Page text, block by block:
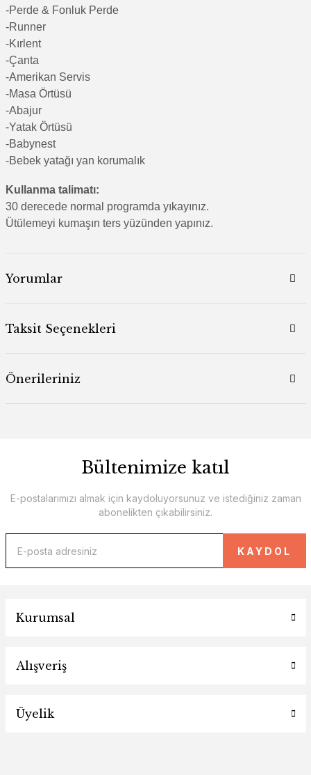
-Perde & Fonluk Perde
-Runner
-Kırlent
-Çanta
-Amerikan Servis
-Masa Örtüsü
-Abajur
-Yatak Örtüsü
-Babynest
-Bebek yatağı yan korumalık
Kullanma talimatı:
30 derecede normal programda yıkayınız.
Ütülemeyi kumaşın ters yüzünden yapınız.
Yorumlar
Taksit Seçenekleri
Önerileriniz
Bültenimize katıl
E-postalarımızı almak için kaydoluyorsunuz ve istediğiniz zaman
abonelikten çıkabilirsiniz.
KAYDOL
Kurumsal
Alışveriş
Üyelik